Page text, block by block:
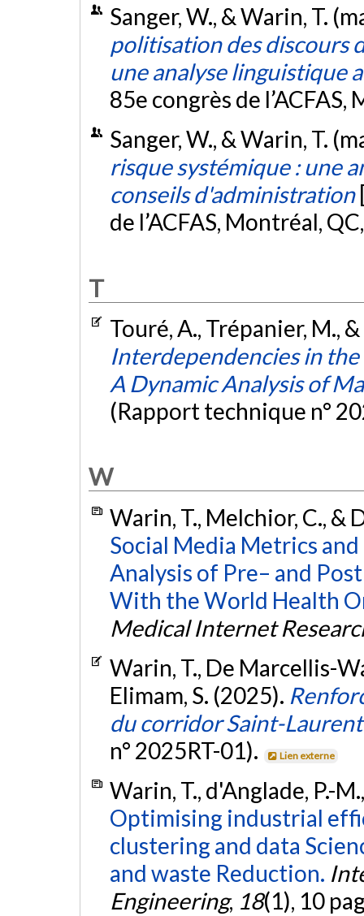
Sanger, W., & Warin, T.
politisation des discours
une analyse linguistique
85e congrès de
Sanger, W., & Warin, T.
risque systémique : une
conseils d'administration
de l’ACFAS, Montréal,
T
Touré, A., Trépanier, M.,
Interdependencies in the
A Dynamic Analysis of
(Rapport technique n°
W
Warin, T., Melchior, C., &
Social Media Metrics
Analysis of Pre– and
With the World Health
Medical Internet
Warin, T., De Marcellis-
Elimam, S. (2025).
du corridor Saint-
n° 2025RT-01).
Lien externe
Warin, T., d'Anglade, P.-
Optimising industrial
clustering and data
and waste Reduction.
Engineering, 18(1), 10